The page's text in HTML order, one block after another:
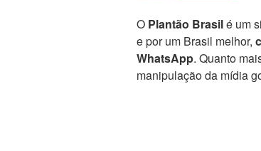
O Plantão Brasilé um
e por um Brasil melhor,
WhatsApp. Quanto
manipulação da mídia